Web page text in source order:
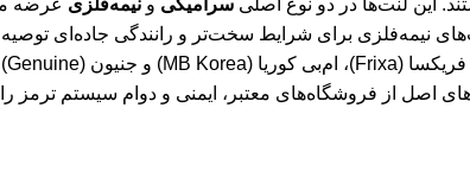
این لنت‌ها در دو نوع اصلیسرامیکی ونیمه‌فلزی عرضه
نیمه‌فلزی برای شرایط سخت‌تر و رانندگی جاده‌ای
اصل از فروشگاه‌های معتبر، ایمنی و دوام سیستم ترمز